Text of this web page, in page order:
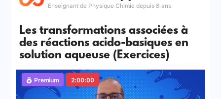
Enseignant de Physique Chimie depuis 8 ans
Les transformations associées à
des réactions acido-basiques en
solution aqueuse (Exercices)
Premium 2:00:00